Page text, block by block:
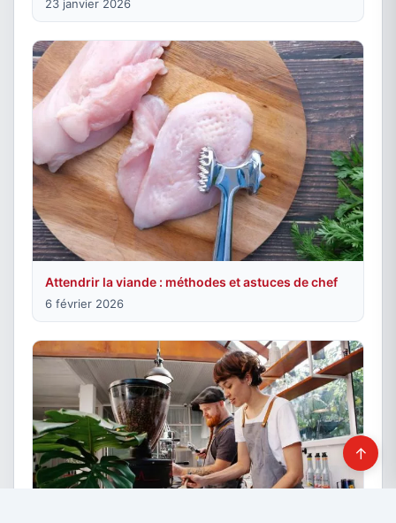
23 janvier 2026
Attendrir la viande : méthodes et astuces de chef
6 février 2026
↑